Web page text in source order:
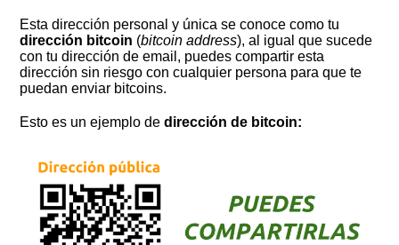
Esta dirección personal y única se conoce como tu
dirección bitcoin (bitcoin address), al igual que sucede
con tu dirección de email, puedes compartir esta
dirección sin riesgo con cualquier persona para que te
puedan enviar bitcoins.
Esto es un ejemplo dedirección de bitcoin: